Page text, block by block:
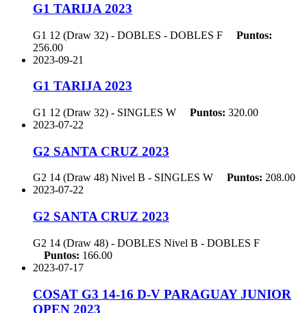
G1 TARIJA 2023
G1 12 (Draw 32) - DOBLES - DOBLES F
Puntos:
256.00
2023-09-21
G1 TARIJA 2023
G1 12 (Draw 32) - SINGLES W Puntos: 320.00
2023-07-22
G2 SANTA CRUZ 2023
G2 14 (Draw 48) Nivel B - SINGLES W Puntos: 208.00
2023-07-22
G2 SANTA CRUZ 2023
G2 14 (Draw 48) - DOBLES Nivel B - DOBLES F
Puntos: 166.00
2023-07-17
COSAT G3 14-16 D-V PARAGUAY JUNIOR
OPEN 2023